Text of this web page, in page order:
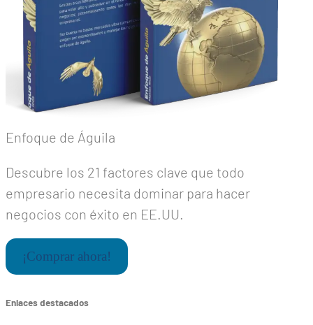
Enfoque de Águila
Descubre los 21 factores clave que todo
empresario necesita dominar para hacer
negocios con éxito en EE.UU.
¡Comprar ahora!
Enlaces destacados